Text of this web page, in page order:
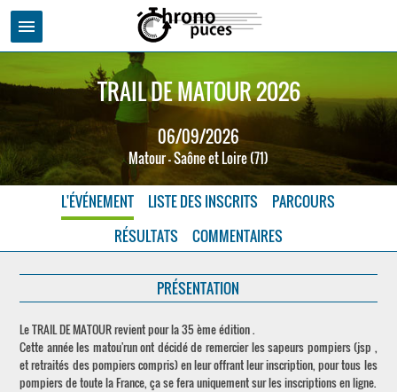
menu
TRAIL DE MATOUR 2026
06/09/2026
Matour - Saône et Loire (71)
L'ÉVÉNEMENT LISTE DES INSCRITS
PARCOURS
RÉSULTATS
COMMENTAIRES
PRÉSENTATION
Le TRAIL DE MATOUR revient pour la 35 ème édition .
Cette année les matou'run ont décidé de remercier les sapeurs pompiers (jsp ,
et retraités des pompiers compris) en leur offrant leur inscription, pour tous les
pompiers de toute la France, ça se fera uniquement sur les inscriptions en ligne.